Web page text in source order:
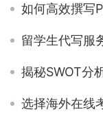
如何高效撰写
留学生代写服
揭秘SWOT分析：
选择海外在线考